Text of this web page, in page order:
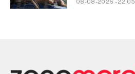
08-08-2026 - 22.05